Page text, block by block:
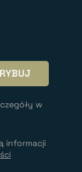
w
informacji